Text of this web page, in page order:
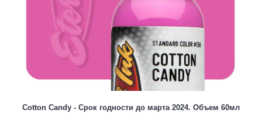
Cotton Candy - Срок годности до марта 2024. Объем 60мл